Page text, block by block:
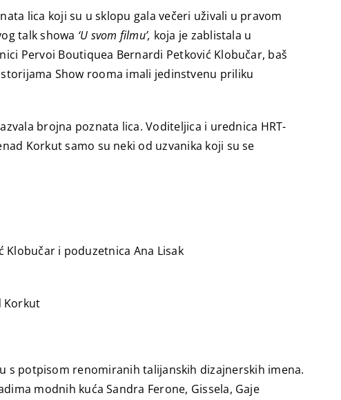
lica koji su u sklopu gala večeri uživali u pravom
talk showa ‘U svom filmu’, koja je zablistala u
Pervoi Boutiquea Bernardi Petković Klobučar, baš
Show rooma imali jedinstvenu priliku
brojna poznata lica. Voditeljica i urednica HRT-
Korkut samo su neki od uzvanika koji su se
Klobučar i poduzetnica Ana Lisak
Korkut
s potpisom renomiranih talijanskih dizajnerskih imena.
modnih kuća Sandra Ferone, Gissela, Gaje